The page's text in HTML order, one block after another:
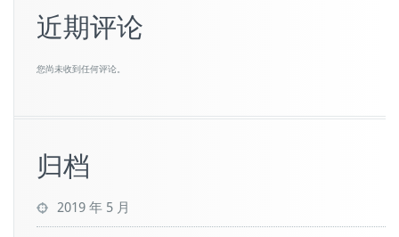
近期评论
您尚未收到任何评论。
归档
2019 年 5 月